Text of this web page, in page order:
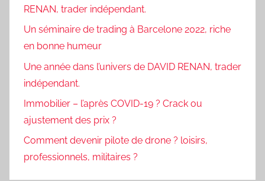
RENAN, trader indépendant.
Un séminaire de trading à Barcelone 2022, riche
en bonne humeur
Une année dans l’univers de DAVID RENAN, trader
indépendant.
Immobilier – l’après COVID-19 ? Crack ou
ajustement des prix ?
Comment devenir pilote de drone ? loisirs,
professionnels, militaires ?